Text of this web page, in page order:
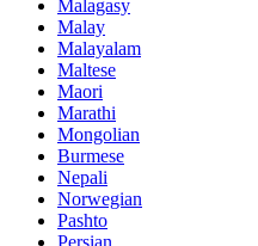
Malagasy
Malay
Malayalam
Maltese
Maori
Marathi
Mongolian
Burmese
Nepali
Norwegian
Pashto